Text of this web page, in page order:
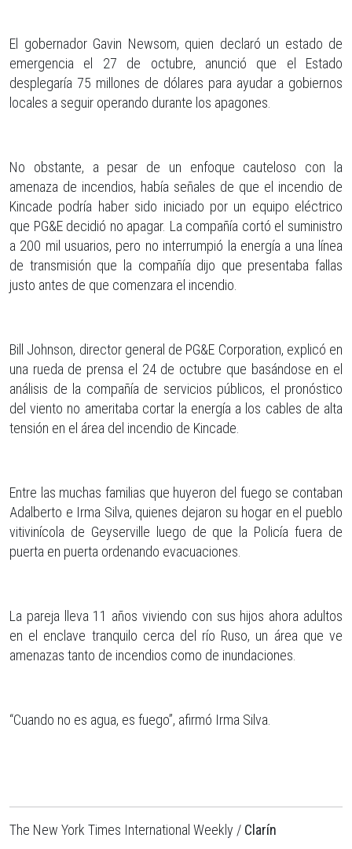
El gobernador Gavin Newsom, quien declaró un estado de
emergencia el 27 de octubre, anunció que el Estado
desplegaría 75 millones de dólares para ayudar a gobiernos
locales a seguir operando durante los apagones.
No obstante, a pesar de un enfoque cauteloso con la
amenaza de incendios, había señales de que el incendio de
Kincade podría haber sido iniciado por un equipo eléctrico
que PG&E decidió no apagar. La compañía cortó el suministro
a 200 mil usuarios, pero no interrumpió la energía a una línea
de transmisión que la compañía dijo que presentaba fallas
justo antes de que comenzara el incendio.
Bill Johnson, director general de PG&E Corporation, explicó en
una rueda de prensa el 24 de octubre que basándose en el
análisis de la compañía de servicios públicos, el pronóstico
del viento no ameritaba cortar la energía a los cables de alta
tensión en el área del incendio de Kincade.
Entre las muchas familias que huyeron del fuego se contaban
Adalberto e Irma Silva, quienes dejaron su hogar en el pueblo
vitivinícola de Geyserville luego de que la Policía fuera de
puerta en puerta ordenando evacuaciones.
La pareja lleva 11 años viviendo con sus hijos ahora adultos
en el enclave tranquilo cerca del río Ruso, un área que ve
amenazas tanto de incendios como de inundaciones.
“Cuando no es agua, es fuego”, afirmó Irma Silva.
The New York Times International Weekly / Clarín